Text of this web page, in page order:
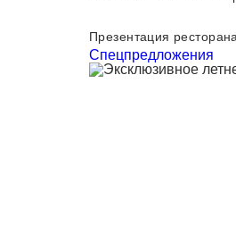
Презентация
Спецпредложения